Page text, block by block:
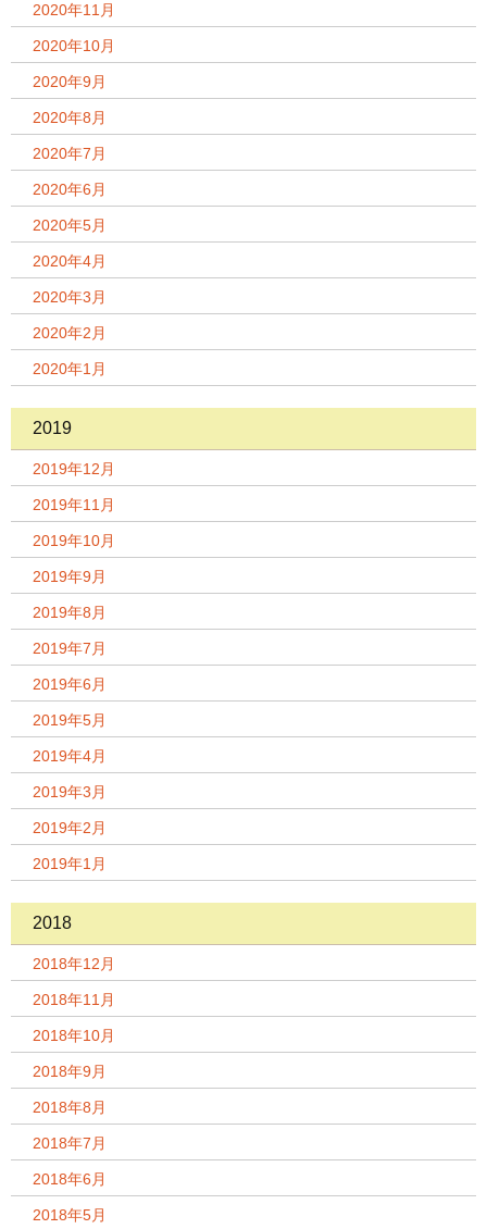
2020年11月
2020年10月
2020年9月
2020年8月
2020年7月
2020年6月
2020年5月
2020年4月
2020年3月
2020年2月
2020年1月
2019
2019年12月
2019年11月
2019年10月
2019年9月
2019年8月
2019年7月
2019年6月
2019年5月
2019年4月
2019年3月
2019年2月
2019年1月
2018
2018年12月
2018年11月
2018年10月
2018年9月
2018年8月
2018年7月
2018年6月
2018年5月